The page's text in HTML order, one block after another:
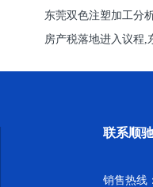
东莞双色注塑加工分
房产税落地进入议程,
联系顺
销售热线